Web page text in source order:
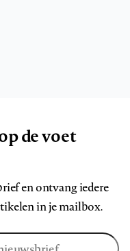
de voet
en ontvang iedere
in je mailbox.